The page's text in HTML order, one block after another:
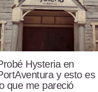
Hysteria en
y esto es
que me pareció